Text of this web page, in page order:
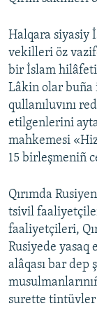
Halqara siyasiy
vekilleri öz
bir İslam
Lâkin olar buña
qullanıluvını
etilgenlerini
mahkemesi
15 birleşmeniñ
Qırımda
tsivil
faaliyetçileri,
Rusiyede
alâqası bar dep
surette tintüvler